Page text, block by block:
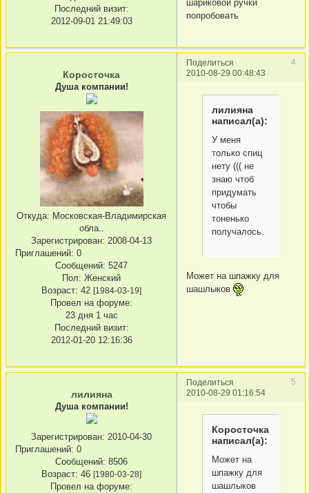
Последний визит:
2012-09-01 21:49:03
шариковой ручки
попробовать
Поделиться
4
2010-08-29 00:48:43
Коросточка
Душа компании!
Откуда: Московская-Владимирская
обла..
Зарегистрирован: 2008-04-13
Приглашений: 0
Сообщений: 5247
Пол: Женский
Возраст: 42 [1984-03-19]
Провел на форуме:
23 дня 1 час
Последний визит:
2012-01-20 12:16:36
лилияна
написал(а):
У меня
только спиц
нету ((( не
знаю чтоб
придумать
чтобы
тоненько
получалось.
Может на шпажку для
шашлыков
Поделиться
5
2010-08-29 01:16:54
лилияна
Душа компании!
Зарегистрирован: 2010-04-30
Приглашений: 0
Сообщений: 8506
Возраст: 46 [1980-03-28]
Провел на форуме:
Коросточка
написал(а):
Может на
шпажку для
шашлыков